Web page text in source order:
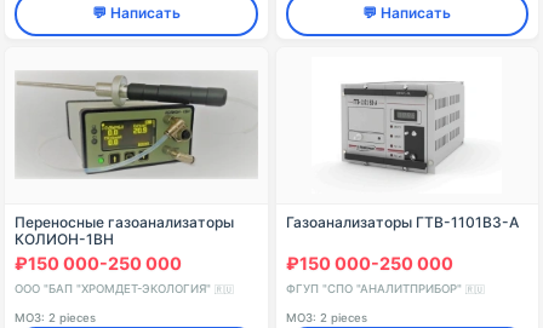
💬 Написать 💬 Написать
Переносные газоанализаторы
КОЛИОН-1ВН
₽150 000-250 000
ООО "БАП "ХРОМДЕТ-ЭКОЛОГИЯ" 🇷🇺
МОЗ: 2 pieces
Газоанализаторы ГТВ-1101ВЗ-А
₽150 000-250 000
ФГУП "СПО "АНАЛИТПРИБОР" 🇷🇺
МОЗ: 2 pieces